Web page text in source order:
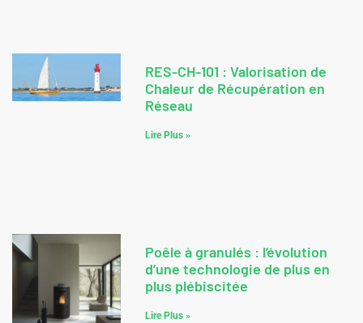
RES-CH-101 : Valorisation de
Chaleur de Récupération en
Réseau
Lire Plus »
Poêle à granulés : l’évolution
d’une technologie de plus en
plus plébiscitée
Lire Plus »